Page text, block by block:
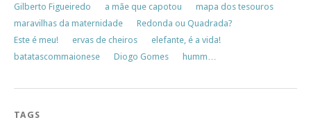
Gilberto Figueiredo a mãe que capotou
mapa dos tesouros
maravilhas da maternidade
Redonda ou Quadrada?
Este é meu!
ervas de cheiros
elefante, é a vida!
batatascommaionese
Diogo Gomes humm…
TAGS